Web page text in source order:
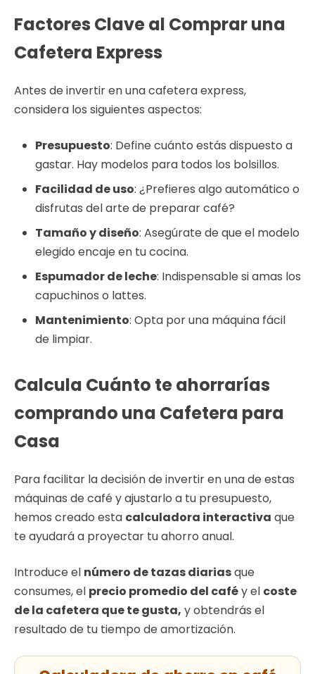
Factores Clave al Comprar una
Cafetera Express
Antes de invertir en una cafetera express,
considera los siguientes aspectos:
Presupuesto: Define cuánto estás dispuesto a
gastar. Hay modelos para todos los bolsillos.
Facilidad de uso: ¿Prefieres algo automático o
disfrutas del arte de preparar café?
Tamaño y diseño: Asegúrate de que el modelo
elegido encaje en tu cocina.
Espumador de leche: Indispensable si amas los
capuchinos o lattes.
Mantenimiento: Opta por una máquina fácil
de limpiar.
Calcula Cuánto te ahorrarías
comprando una Cafetera para
Casa
Para facilitar la decisión de invertir en una de estas
máquinas de café y ajustarlo a tu presupuesto,
hemos creado esta calculadora interactiva que
te ayudará a proyectar tu ahorro anual.
Introduce el número de tazas diariasque
consumes, el precio promedio del caféy el coste
de la cafetera que te gusta, y obtendrás el
resultado de tu tiempo de amortización.